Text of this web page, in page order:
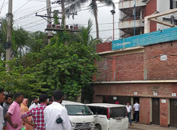
সব বিভাগ
আর্কাইভ
কনভার্টার